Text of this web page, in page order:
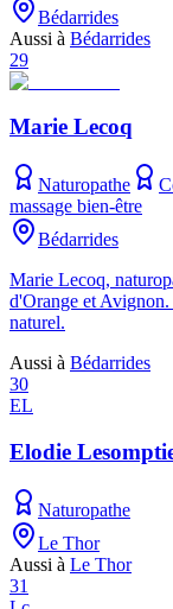
Bédarrides
Aussi à Bédarrides
29
Marie Lecoq
Naturopathe
massage bien-être
Bédarrides
Marie Lecoq,
d'Orange et Avignon.
naturel.
Aussi à Bédarrides
30
EL
Elodie
Naturopathe
Le Thor
Aussi à Le Thor
31